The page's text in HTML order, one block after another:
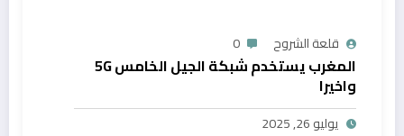
قلعة الشروح 0
المغرب يستخدم شبكة الجيل الخامس 5G
واخيرا
يوليو 26, 2025